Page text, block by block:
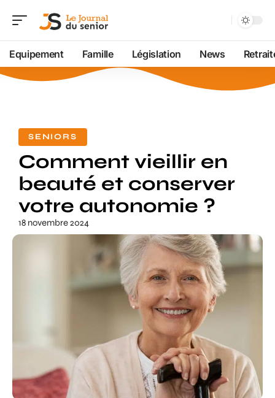
Equipement Famille Législation News
SENIORS
Comment vieillir en
beauté et conserver
votre autonomie ?
18 novembre 2024